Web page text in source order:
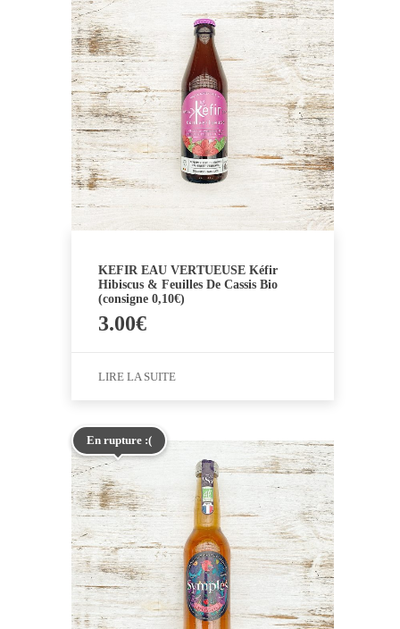
KEFIR EAU VERTUEUSE Kéfir
Hibiscus & Feuilles De Cassis Bio
(consigne 0,10€)
3.00€
LIRE LA SUITE
En rupture :(